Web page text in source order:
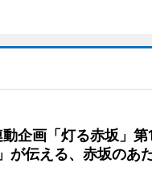
企画「灯る赤坂」
が伝える、赤坂のあ